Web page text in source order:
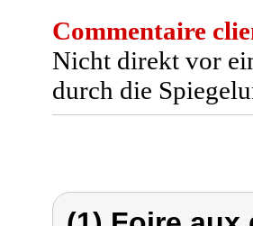
Commentaire
Nicht direkt vor
durch die